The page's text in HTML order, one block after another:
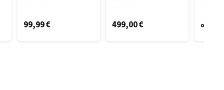
99,99 € 499,00 € od